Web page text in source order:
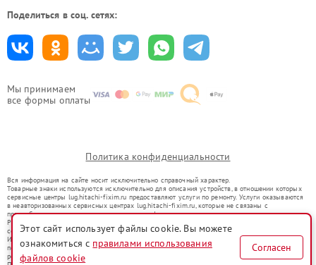
Мы принимаем
все формы оплаты
Поделиться в соц. сетях:
Политика конфиденциальности
Вся информация на сайте носит исключительно справочный характер.
Товарные знаки используются исключительно для описания устройств, в отношении которых
сервисные центры lug.hitachi-fixim.ru предоставляют услуги по ремонту. Услуги оказываются
в неавторизованных сервисных центрах lug.hitachi-fixim.ru, которые не связаны с
правообладателями товарных знаков или их официальными представителями.
Ремонт осуществляется для устройств, уже введенных в гражданский оборот в соответствии
со статьей 1487 ГК РФ.
Использование товарных знаков не преследует цели индивидуализации услуг или введения
потребителей в заблуждение, а служит для информирования о предоставляемых услугах по
ремонту техники указанных брендов.
Этот сайт использует файлы cookie. Вы можете
ознакомиться с правилами использования
файлов cookie
Согласен